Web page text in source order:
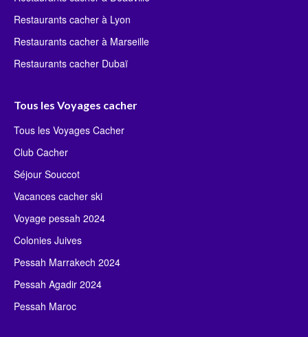
Restaurants cacher à Lyon
Restaurants cacher à Marseille
Restaurants cacher Dubaï
Tous les Voyages cacher
Tous les Voyages Cacher
Club Cacher
Séjour Souccot
Vacances cacher ski
Voyage pessah 2024
Colonies Juives
Pessah Marrakech 2024
Pessah Agadir 2024
Pessah Maroc